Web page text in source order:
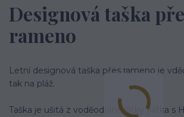
Designová taška
rameno
Letní designová taška přes rameno je
tak na pláž.
Taška je ušitá z voděodolné látky (látka s